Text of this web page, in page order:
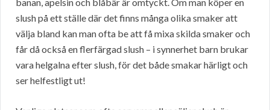
slush på ett ställe där det finns många olika smaker att
välja bland kan man ofta be att få mixa skilda smaker och
får då också en flerfärgad slush – i synnerhet barn brukar
vara helgalna efter slush, för det både smakar härligt och
ser helfestligt ut!